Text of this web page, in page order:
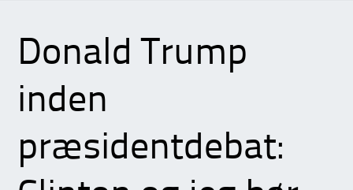
Donald Trump
inden
præsidentdebat: